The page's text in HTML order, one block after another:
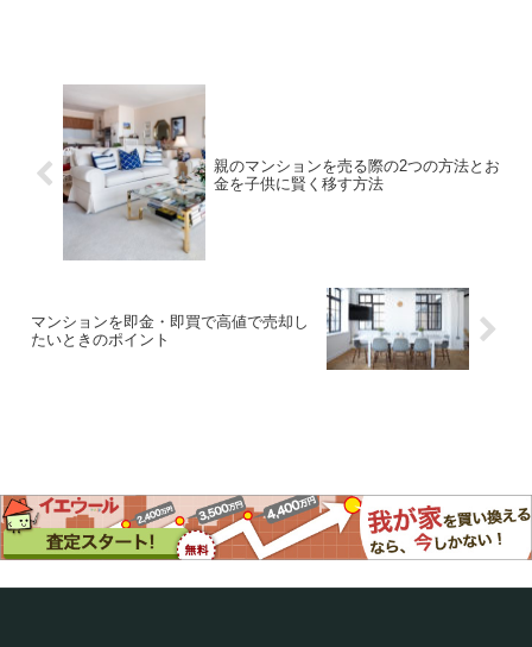
親のマンションを売る際の2つの方法とお
金を子供に賢く移す方法
マンションを即金・即買で高値で売却し
たいときのポイント